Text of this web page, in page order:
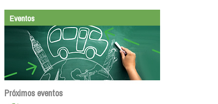
Eventos
Próximos eventos